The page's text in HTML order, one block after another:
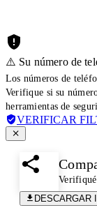
⚠️ Su número de
Los números de
Verifique si su
herramientas de
VERIFICAR
Verifiqué
DESCARGAR